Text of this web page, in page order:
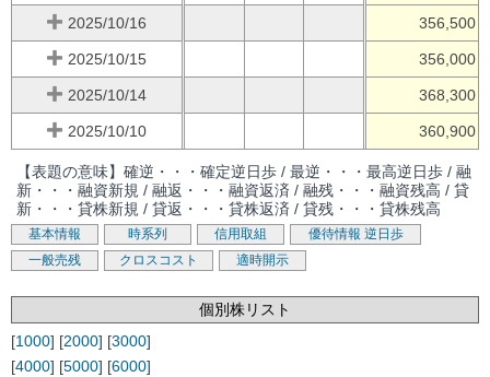
2025/10/16 356,500
2025/10/15 356,000
2025/10/14 368,300
2025/10/10 360,900
【表題の意味】確逆・・・確定逆日歩 / 最逆・・・最高逆日歩 / 融
新・・・融資新規 / 融返・・・融資返済 / 融残・・・融資残高 / 貸
新・・・貸株新規 / 貸返・・・貸株返済 / 貸残・・・貸株残高
基本情報 時系列 信用取組 優待情報 逆日歩
一般売残
クロスコスト 適時開示
個別株リスト
[1000] [2000] [3000]
[4000] [5000] [6000]